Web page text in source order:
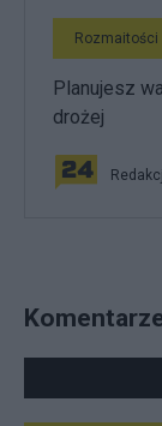
Rozmaitości
Planujesz
drożej